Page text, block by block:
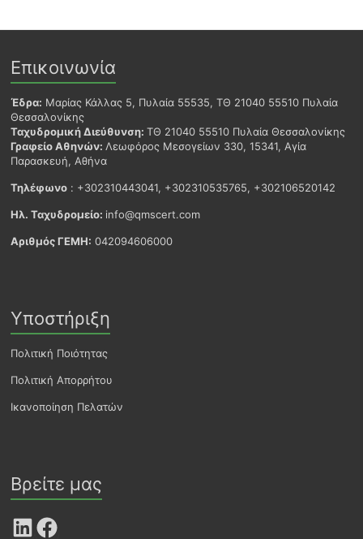
Επικοινωνία
Έδρα: Μαρίας Κάλλας 5, Πυλαία 55535, ΤΘ 21040 55510 Πυλαία
Θεσσαλονίκης
Ταχυδρομική Διεύθυνση:ΤΘ 21040 55510 Πυλαία Θεσσαλονίκης
Γραφείο Αθηνών: Λεωφόρος Μεσογείων 330, 15341, Αγία
Παρασκευή, Αθήνα
Τηλέφωνο : +302310443041, +302310535765, +302106520142
Ηλ. Ταχυδρομείο: info@qmscert.com
Αριθμός ΓΕΜΗ: 042094606000
Υποστήριξη
Πολιτική Ποιότητας
Πολιτική Απορρήτου
Ικανοποίηση Πελατών
Βρείτε μας
LinkedIn Facebook